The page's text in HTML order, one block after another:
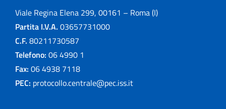
Viale Regina Elena 299, 00161 – Roma (I)
Partita I.V.A. 03657731000
C.F. 80211730587
Telefono: 06 4990 1
Fax: 06 4938 7118
PEC: protocollo.centrale@pec.iss.it